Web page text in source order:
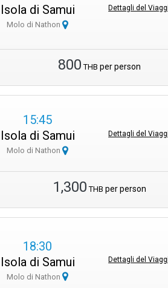
Isola di Samui
Molo di Nathon
Dettagli del
800 THB per person
15:45
Isola di Samui
Molo di Nathon
Dettagli del
1,300 THB per person
18:30
Isola di Samui
Molo di Nathon
Dettagli del